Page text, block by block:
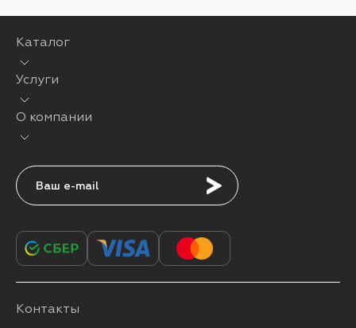
Каталог
Услуги
О компании
Подписаться
Контакты